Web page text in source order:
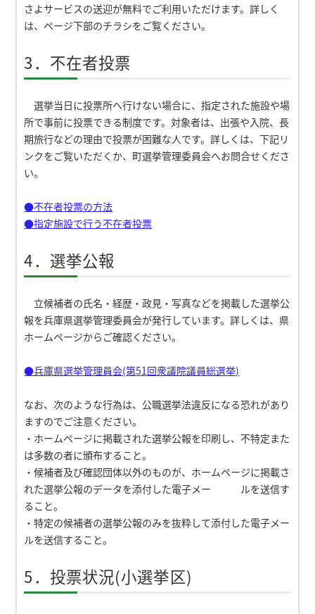
さよサービスの送迎が無料でご利用いただけます。詳しく
は、ページ下部のチラシをご覧ください。
3．不在者投票
選挙当日に投票所へ行けない場合に、指定された施設や場
所で事前に投票できる制度です。対象者は、出張や入院、長
期旅行などの理由で投票が困難な人です。詳しくは、下記リ
ンクをご覧いただくか、町選挙管理委員会へお問合せくださ
い。
●不在者投票の方法
●指定施設で行う不在者投票
4．選挙公報
立候補者の氏名・経歴・政見・写真などを掲載した選挙公
報を兵庫県選挙管理委員会が発行しています。詳しくは、県
ホームページからご確認ください。
●兵庫県選挙管理員会(第51回衆議院議員総選挙)
なお、次のような行為は、公職選挙法違反になる恐れがあり
ますのでご注意ください。
・ホームページに掲載された選挙公報を印刷し、不特定また
は多数の者に頒布すること。
・候補者及び確認団体以外のものが、ホームページに掲載さ
れた選挙公報のデータを添付した電子メー ルを送信す
ること。
・特定の候補者の選挙公報のみを抜粋して添付した電子メー
ルを送信すること。
5．投票状況(小選挙区)